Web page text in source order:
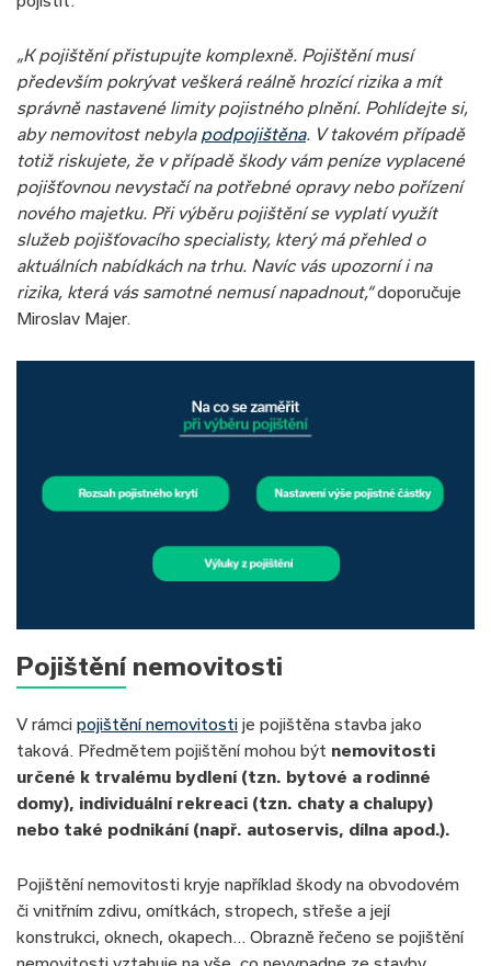
„K pojištění přistupujte komplexně. Pojištění musí
především pokrývat veškerá reálně hrozící rizika a mít
správně nastavené limity pojistného plnění. Pohlídejte si,
aby nemovitost nebyla podpojištěna. V takovém případě
totiž riskujete, že v případě škody vám peníze vyplacené
pojišťovnou nevystačí na potřebné opravy nebo pořízení
nového majetku. Při výběru pojištění se vyplatí využít
služeb pojišťovacího specialisty, který má přehled o
aktuálních nabídkách na trhu. Navíc vás upozorní i na
rizika, která vás samotné nemusí napadnout,“doporučuje
Miroslav Majer.
Pojištění nemovitosti
V rámci pojištění nemovitosti je pojištěna stavba jako
taková. Předmětem pojištění mohou být nemovitosti
určené k trvalému bydlení (tzn. bytové a rodinné
domy), individuální rekreaci (tzn. chaty a chalupy)
nebo také podnikání (např. autoservis, dílna apod.).
Pojištění nemovitosti kryje například škody na obvodovém
či vnitřním zdivu, omítkách, stropech, střeše a její
konstrukci, oknech, okapech… Obrazně řečeno se pojištění